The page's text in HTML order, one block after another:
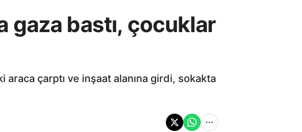
gaza bastı, çocuklar
çarptı ve inşaat alanına girdi, sokakta